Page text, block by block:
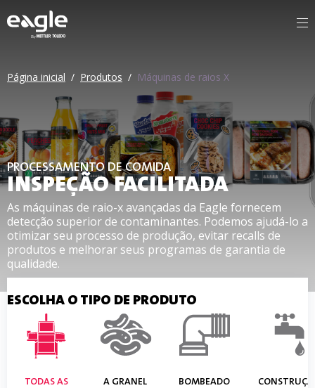
By
Página inicial / Produtos / Máquinas de raios X
PROCESSAMENTO DE COMIDA
INSPEÇÃO FACILITADA
As máquinas de raio-x avançadas da Eagle fornecem
detecção superior de contaminantes. Podemos ajudá-lo a
otimizar seu processo de produção, evitar recalls de
produtos e melhorar seus programas de garantia de
qualidade.
ESCOLHA O TIPO DE PRODUTO
TODAS AS
A GRANEL BOMBEADO